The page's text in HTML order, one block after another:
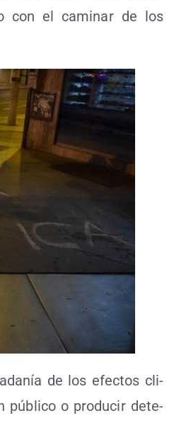
con el cami­nar de los
de los efec­tos cli­
públi­co o pro­du­cir dete­